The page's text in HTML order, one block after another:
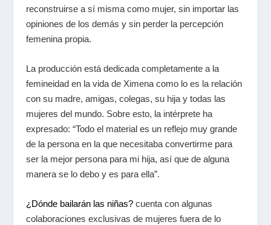
reconstruirse a sí misma como mujer, sin importar las
opiniones de los demás y sin perder la percepción
femenina propia.
La producción está dedicada completamente a la
femineidad en la vida de Ximena como lo es la relación
con su madre, amigas, colegas, su hija y todas las
mujeres del mundo. Sobre esto, la intérprete ha
expresado: “Todo el material es un reflejo muy grande
de la persona en la que necesitaba convertirme para
ser la mejor persona para mi hija, así que de alguna
manera se lo debo y es para ella”.
¿Dónde bailarán las niñas?cuenta con algunas
colaboraciones exclusivas de mujeres fuera de lo